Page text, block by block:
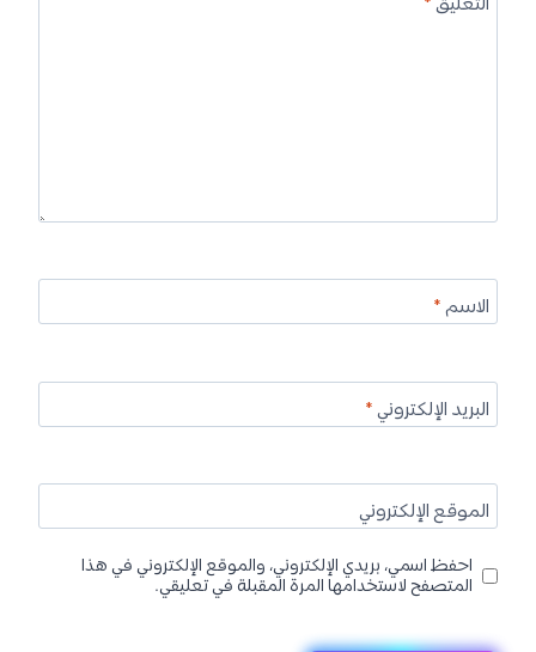
الاسم*
البريد الإلكتروني*
الموقع الإلكتروني
احفظ اسمي، بريدي الإلكتروني، والموقع الإلكتروني في هذا
المتصفح لاستخدامها المرة المقبلة في تعليقي.